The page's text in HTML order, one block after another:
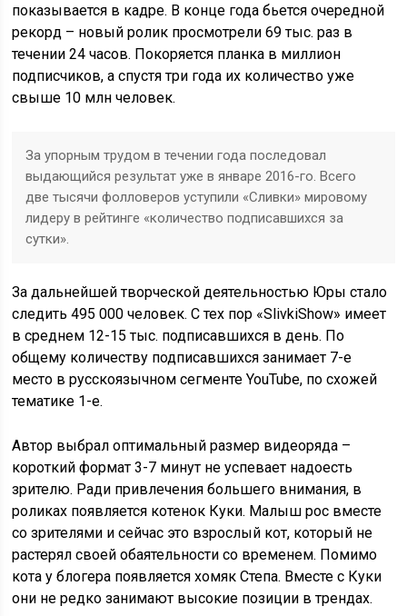
показывается в кадре. В конце года бьется очередной
рекорд – новый ролик просмотрели 69 тыс. раз в
течении 24 часов. Покоряется планка в миллион
подписчиков, а спустя три года их количество уже
свыше 10 млн человек.
За упорным трудом в течении года последовал
выдающийся результат уже в январе 2016-го. Всего
две тысячи фолловеров уступили «Сливки» мировому
лидеру в рейтинге «количество подписавшихся за
сутки».
За дальнейшей творческой деятельностью Юры стало
следить 495 000 человек. С тех пор «SlivkiShow» имеет
в среднем 12-15 тыс. подписавшихся в день. По
общему количеству подписавшихся занимает 7-е
место в русскоязычном сегменте YouTube, по схожей
тематике 1-е.
Автор выбрал оптимальный размер видеоряда –
короткий формат 3-7 минут не успевает надоесть
зрителю. Ради привлечения большего внимания, в
роликах появляется котенок Куки. Малыш рос вместе
со зрителями и сейчас это взрослый кот, который не
растерял своей обаятельности со временем. Помимо
кота у блогера появляется хомяк Степа. Вместе с Куки
они не редко занимают высокие позиции в трендах.